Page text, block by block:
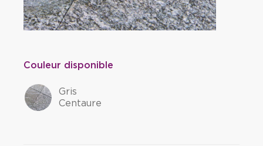
Couleur disponible
Gris
Centaure